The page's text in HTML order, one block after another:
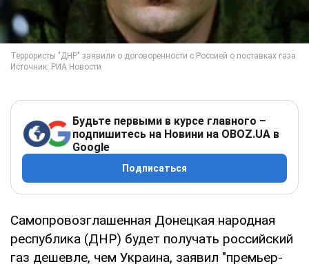
Будьте первыми в курсе главного –
подпишитесь на Новини на OBOZ.UA в
Google
Подписаться
Самопровозглашенная Донецкая народная
республика (ДНР) будет получать российский
газ дешевле, чем Украина, заявил "премьер-